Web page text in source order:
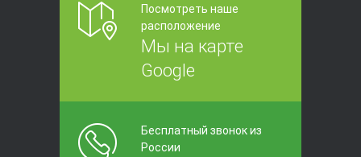
Посмотреть наше
расположение
Мы на карте
Google
Бесплатный звонок из
России